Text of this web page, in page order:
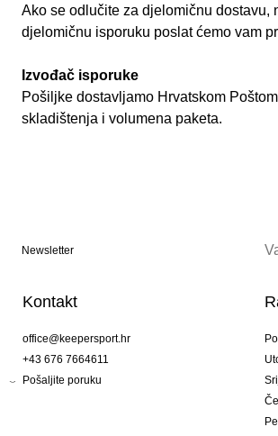
Ako se odlučite za djelomičnu dostavu,
djelomičnu isporuku poslat ćemo vam
Izvođač isporuke
Pošiljke dostavljamo Hrvatskom
skladištenja i volumena paketa.
Newsletter
Kontakt
office@keepersport.hr
+43 676 7664611
Pošaljite poruku